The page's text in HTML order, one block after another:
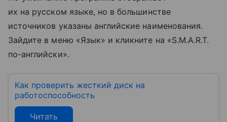
их на русском языке, но в большинстве
источников указаны английские наименования.
Зайдите в меню «Язык» и кликните на «S.M.A.R.T.
по-английски».
Как проверить жесткий диск на
работоспособность
Читать